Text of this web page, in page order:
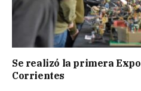
Se realizó la primera
Corrientes